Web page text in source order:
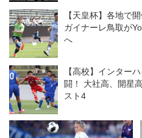
【天皇杯】各地で
ガイナーレ鳥取が
へ
【高校】インター
闘！ 大社高、開星
スト4